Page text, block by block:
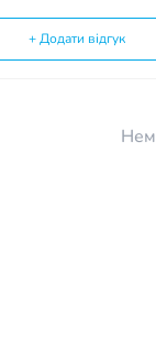
+ Додати відгук